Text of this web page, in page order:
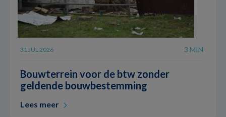
31 JUL 2026 3 MIN
Bouwterrein voor de btw zonder
geldende bouwbestemming
Lees meer